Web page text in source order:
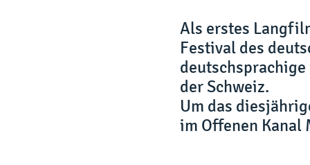
Als erstes
Festival des
der Schweiz.
Um das
im Offenen Kanal